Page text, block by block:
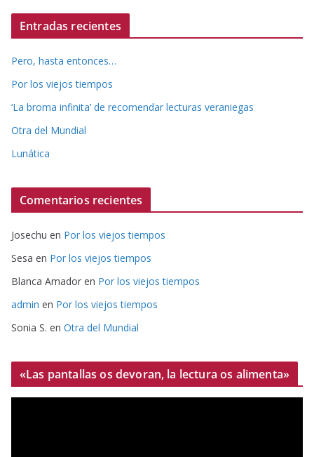
Entradas recientes
Pero, hasta entonces…
Por los viejos tiempos
‘La broma infinita’ de recomendar lecturas veraniegas
Otra del Mundial
Lunática
Comentarios recientes
Josechu en Por los viejos tiempos
Sesa en Por los viejos tiempos
Blanca Amador en Por los viejos tiempos
admin en Por los viejos tiempos
Sonia S. en Otra del Mundial
«Las pantallas os devoran, la lectura os alimenta»